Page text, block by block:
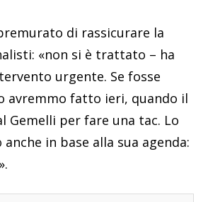
di rassicurare la
«non si è trattato – ha
urgente. Se fosse
avremmo fatto ieri, quando il
Gemelli per fare una tac. Lo
in base alla sua agenda: